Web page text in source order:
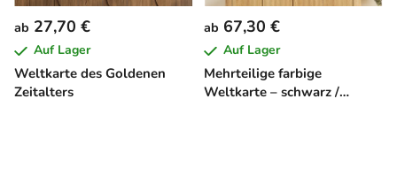
Weltkarte des Goldenen
Zeitalters
ab 27,70 €
Auf Lager
Mehrteilige farbige
Weltkarte – schwarz /
ab 67,30 €
Auf Lager